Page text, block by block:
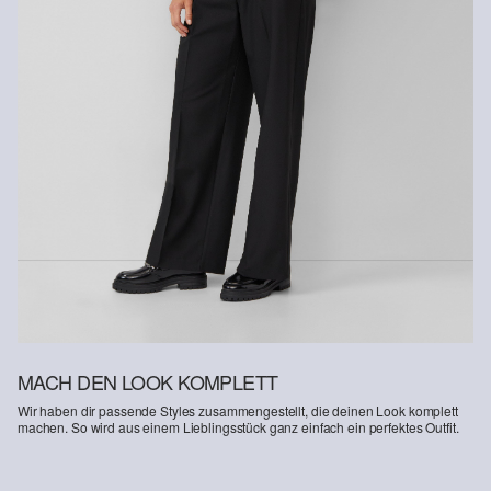
Um einen Beitrag zum Kreislaufprinzip in der Textilproduktion zu
leisten, setzen wir vermehrt recyceltes Fasermaterial in unseren
Enthält recyceltes Polyester: Dieses Produkt enthält recyceltes
Polyester, hergestellt aus recyceltem Kunststoff wie PET-Flaschen
oder recycelten Fasern, die aus gebrauchter Kleidung gewonnen
MACH DEN LOOK KOMPLETT
Wir haben dir passende Styles zusammengestellt, die deinen Look komplett
machen. So wird aus einem Lieblingsstück ganz einfach ein perfektes Outfit.